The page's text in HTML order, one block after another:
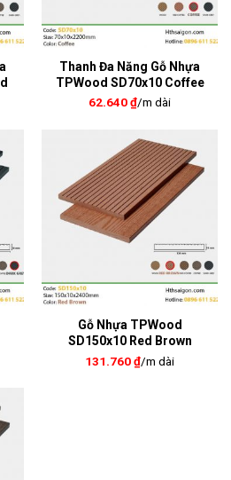
Thanh Đa Năng Gỗ Nhựa
TPWood SD70x10 Coffee
62.640₫/m dài
Gỗ Nhựa TPWood
SD150x10 Red Brown
131.760₫/m dài